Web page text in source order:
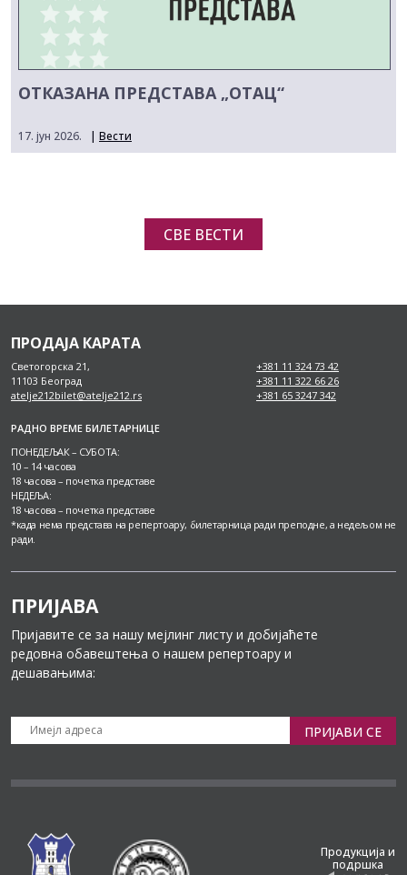
ОТКАЗАНА ПРЕДСТАВА „ОТАЦ“
17. јун 2026. | Вести
СВЕ ВЕСТИ
ПРОДАЈА КАРАТА
Светогорска 21,
11103 Београд
atelje212bilet@atelje212.rs
+381 11 324 73 42
+381 11 322 66 26
+381 65 3247 342
РАДНО ВРЕМЕ БИЛЕТАРНИЦЕ
ПОНЕДЕЉАК – СУБОТА:
10 – 14 часова
18 часова – почетка представе
НЕДЕЉА:
18 часова – почетка представе
*када нема представа на репертоару, билетарница ради преподне, а недељом не
ради.
ПРИЈАВА
Пријавите се за нашу мејлинг листу и добијаћете
редовна обавештења о нашем репертоару и
дешавањима:
ПРИЈАВИ СЕ
Продукција и
подршка